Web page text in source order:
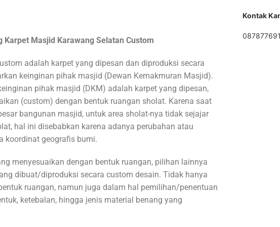
Karpet Masjid Karawang Selatan Custom
adalah karpet yang dipesan dan diproduksi secara
keinginan pihak masjid (Dewan Kemakmuran Masjid).
pihak masjid (DKM) adalah karpet yang dipesan,
(custom) dengan bentuk ruangan sholat. Karena saat
bangunan masjid, untuk area sholat-nya tidak sejajar
hal ini disebabkan karena adanya perubahan atau
koordinat geografis bumi.
menyesuaikan dengan bentuk ruangan, pilihan lainnya
dibuat/diproduksi secara custom desain. Tidak hanya
ruangan, namun juga dalam hal pemilihan/penentuan
ketebalan, hingga jenis material benang yang
Kontak